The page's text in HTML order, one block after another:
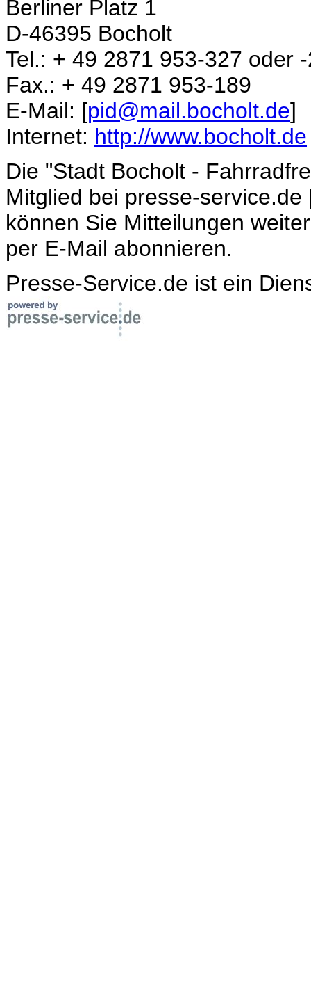
Berliner Platz 1
D-46395 Bocholt
Tel.: + 49 2871 953-327 oder
Fax.: + 49 2871 953-189
E-Mail: [pid@mail.bocholt.de]
Internet: http://www.bocholt.de
Die "Stadt Bocholt -
Mitglied bei presse-service.de
können Sie Mitteilungen
per E-Mail abonnieren.
Presse-Service.de ist ein